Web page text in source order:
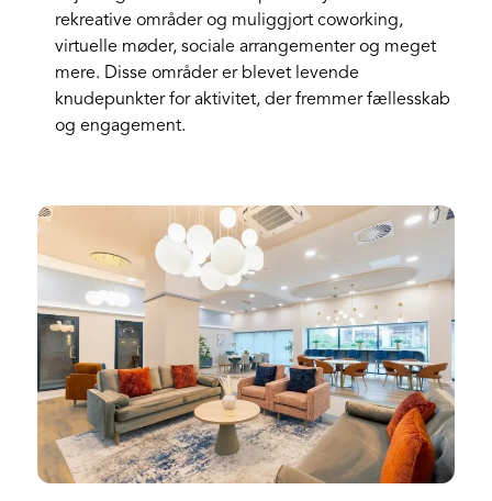
rekreative områder og muliggjort coworking,
virtuelle møder, sociale arrangementer og meget
mere. Disse områder er blevet levende
knudepunkter for aktivitet, der fremmer fællesskab
og engagement.